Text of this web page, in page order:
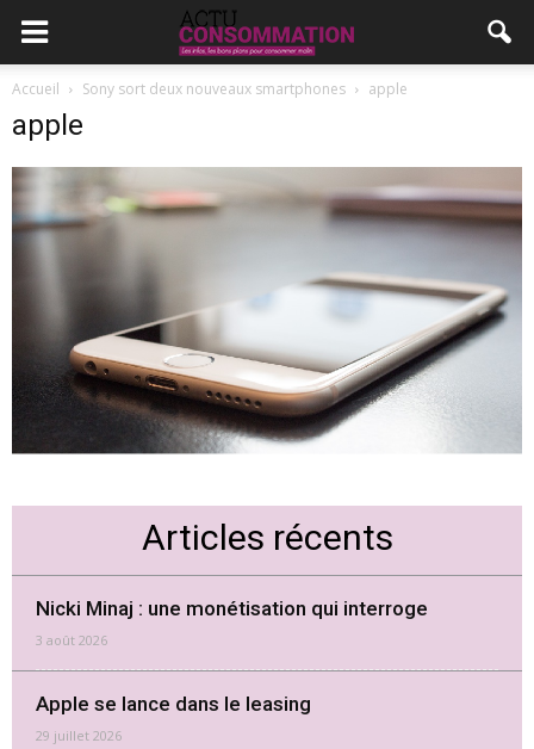
Accueil Sony sort deux nouveaux smartphones apple
apple
Articles récents
Nicki Minaj : une monétisation qui interroge
3 août 2026
Apple se lance dans le leasing
29 juillet 2026